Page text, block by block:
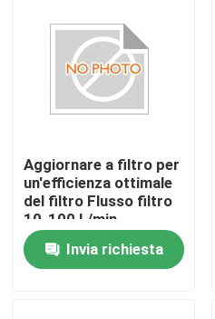
Aggiornare a filtro per
un'efficienza ottimale
del filtro Flusso filtro
10-100 L/min
Efficienza del filtro
99,99%Invia richiesta